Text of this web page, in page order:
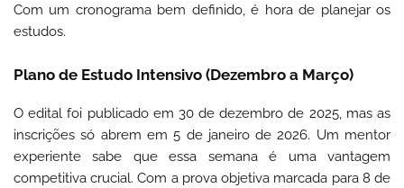
Com um cronograma bem definido, é hora de planejar os
estudos.
Plano de Estudo Intensivo (Dezembro a Março)
O edital foi publicado em 30 de dezembro de 2025, mas as
inscrições só abrem em 5 de janeiro de 2026. Um mentor
experiente sabe que essa semana é uma vantagem
competitiva crucial. Com a prova objetiva marcada para 8 de